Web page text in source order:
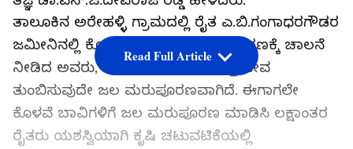
ತಾಲೂಕಿನ ಅರೇಹಳ್ಳಿ ಗ್ರಾಮದಲ್ಲಿ ರೈತ ಎ.ಬಿ.ಗಂಗಾಧರಗೌಡರ
ಜಮೀನಿನಲ್ಲಿ ಕೊಳವೆ ಬಾವಿಗೆ ಜಲಮರುಪೂರಣಕ್ಕೆ ಚಾಲನೆ
ನೀಡಿದ ಅವರು, ಕೊಳವೆ ಬಾವಿಗಳಿಗೆ ಮತ್ತೆ ಜೀವ
ತುಂಬಿಸುವುದೇ ಜಲ ಮರುಪೂರಣವಾಗಿದೆ. ಈಗಾಗಲೇ
ಕೊಳವೆ ಬಾವಿಗಳಿಗೆ ಜಲ ಮರುಪೂರಣ ಮಾಡಿಸಿ ಲಕ್ಷಾಂತರ
ರೈತರು ಯಶಸ್ವಿಯಾಗಿ ಕೃಷಿ ಚಟುವಟಿಕೆಯಲ್ಲಿ
Read Full Article